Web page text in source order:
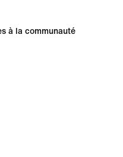
à la communauté